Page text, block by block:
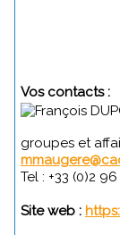
Vos contacts :
groupes et
Tel : +33 (0)2
Site web :